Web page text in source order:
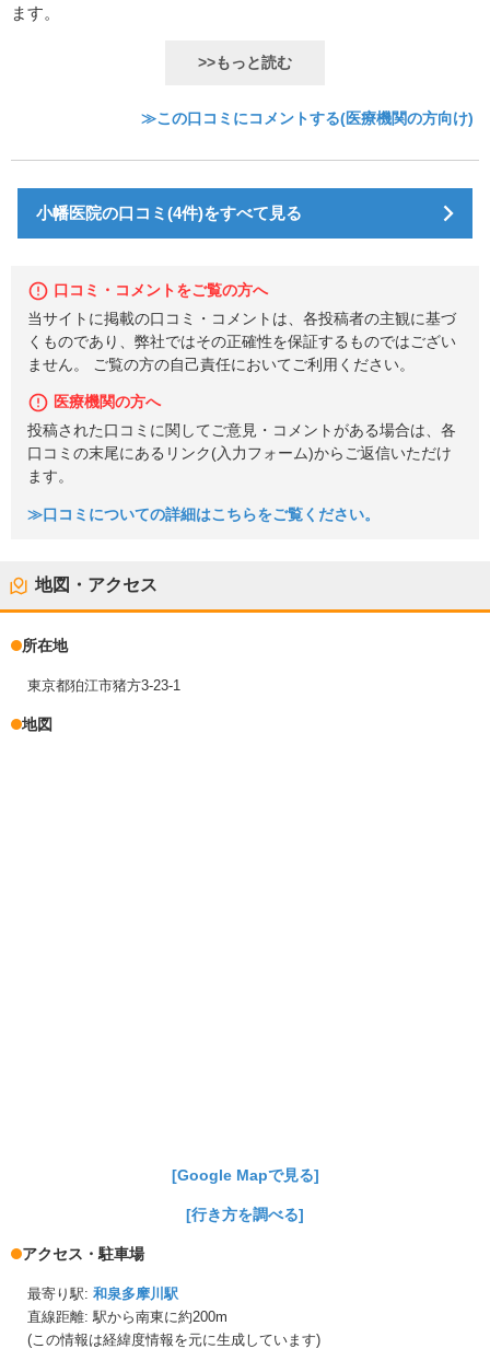
ます。
>>もっと読む
≫この口コミにコメントする(医療機関の方向け)
小幡医院の口コミ(4件)をすべて見る
口コミ・コメントをご覧の方へ
当サイトに掲載の口コミ・コメントは、各投稿者の主観に基づ
くものであり、弊社ではその正確性を保証するものではござい
ません。 ご覧の方の自己責任においてご利用ください。
医療機関の方へ
投稿された口コミに関してご意見・コメントがある場合は、各
口コミの末尾にあるリンク(入力フォーム)からご返信いただけ
ます。
≫口コミについての詳細はこちらをご覧ください。
地図・アクセス
所在地
東京都狛江市猪方3-23-1
地図
[Google Mapで見る]
[行き方を調べる]
アクセス・駐車場
最寄り駅: 和泉多摩川駅
直線距離: 駅から南東に約200m
(この情報は経緯度情報を元に生成しています)